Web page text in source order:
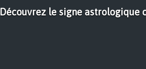
Découvrez le signe astrologique